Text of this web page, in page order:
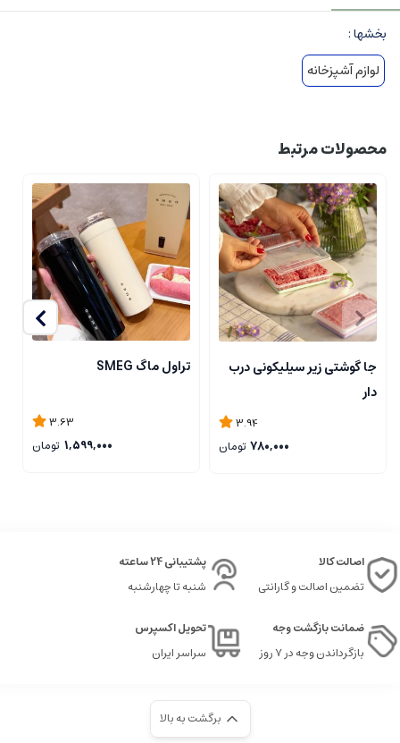
بخشها :
لوازم آشپزخانه
محصولات مرتبط
جا گوشتی زیر سیلیکونی درب
دار
3.94
780,000 تومان
تراول ماگ SMEG
3.63
1,599,000 تومان
اصالت کالا
تضمین اصالت و گارانتی
پشتیبانی 24 ساعته
شنبه تا چهارشنبه
ضمانت بازگشت وجه
بازگرداندن وجه در ۷ روز
تحویل اکسپرس
سراسر ایران
برگشت به بالا